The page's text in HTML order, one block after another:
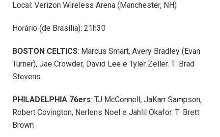
Local: Verizon Wireless Arena (Manchester, NH)
Horário (de Brasília): 21h30
BOSTON CELTICS: Marcus Smart, Avery Bradley (Evan
Turner), Jae Crowder, David Lee e Tyler Zeller. T: Brad
Stevens
PHILADELPHIA 76ers: TJ McConnell, JaKarr Sampson,
Robert Covington, Nerlens Noel e Jahlil Okafor. T: Brett
Brown